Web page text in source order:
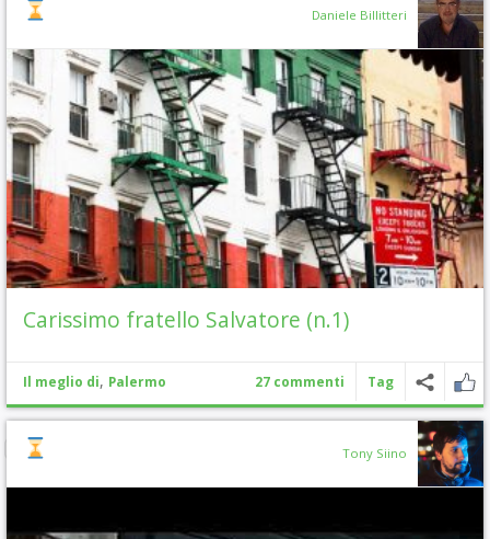
Daniele Billitteri
Carissimo fratello Salvatore (n.1)
Il meglio di, Palermo 27 commenti Tag
Tony Siino